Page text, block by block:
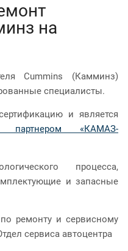
на
Cummins (Камминз)
специалисты.
и является
партнером «КАМАЗ-
процесса,
и запасные
ремонту и сервисному
сервиса автоцентра